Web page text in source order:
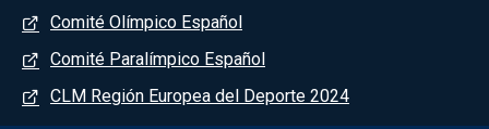
Comité Olímpico Español
Comité Paralímpico Español
CLM Región Europea del Deporte 2024